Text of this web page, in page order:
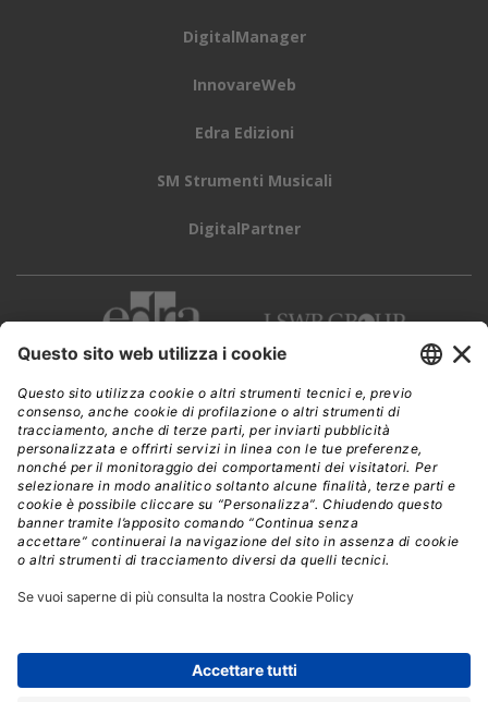
DigitalManager
InnovareWeb
Edra Edizioni
SM Strumenti Musicali
DigitalPartner
CWI è una testata giornalistica diEdra Edizioni s.r.l.
Direzione, amministrazione, redazione, pubblicità
Viale Enrico Forlanini 21 - 20134 Milano
Tel. +39 02 881841
C.F./P IVA 13002100157
www.edraedizioni.it|Privacy
Follow Us